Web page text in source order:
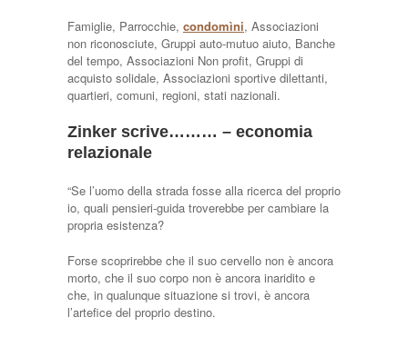
Famiglie, Parrocchie, condomìni, Associazioni
non riconosciute, Gruppi auto-mutuo aiuto, Banche
del tempo, Associazioni Non profit, Gruppi di
acquisto solidale, Associazioni sportive dilettanti,
quartieri, comuni, regioni, stati nazionali.
Zinker scrive……… – economia
relazionale
“Se l’uomo della strada fosse alla ricerca del proprio
io, quali pensieri-guida troverebbe per cambiare la
propria esistenza?
Forse scoprirebbe che il suo cervello non è ancora
morto, che il suo corpo non è ancora inaridito e
che, in qualunque situazione si trovi, è ancora
l’artefice del proprio destino.